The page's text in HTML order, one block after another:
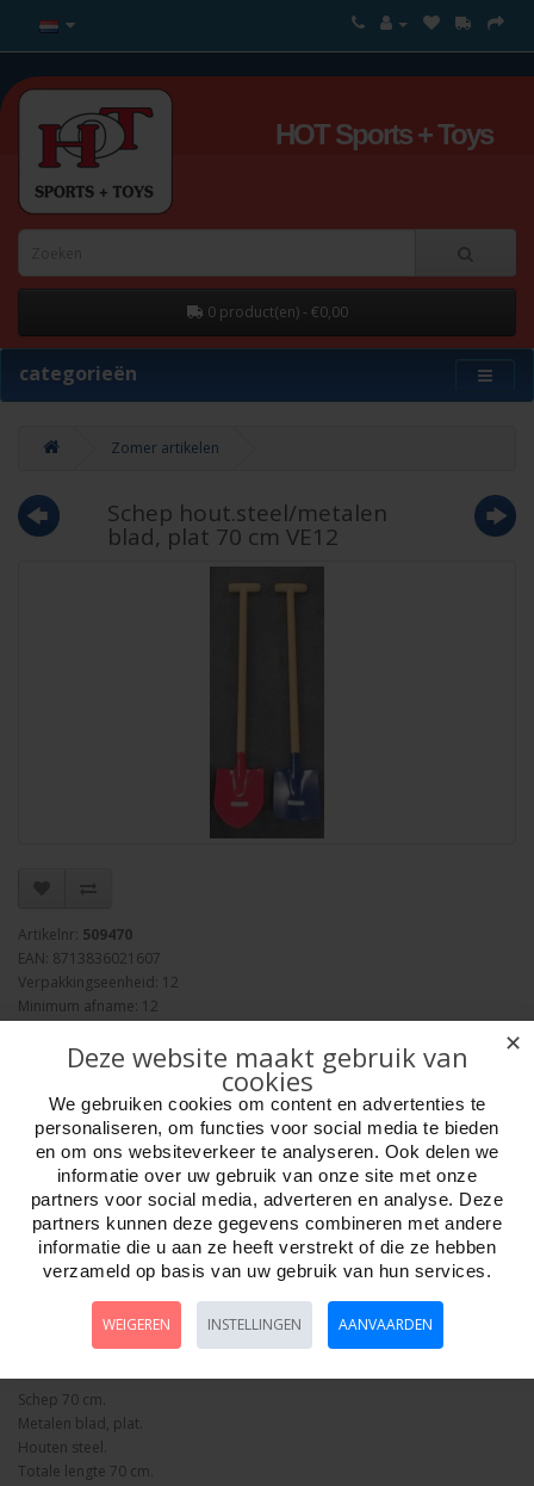
HOT Sports + Toys
0 product(en) - €0,00
categorieën
Zomer artikelen
Schep hout.steel/metalen
blad, plat 70 cm VE12
Artikelnr: 509470
EAN: 8713836021607
Verpakkingseenheid: 12
Minimum afname: 12
Aantal
Bestellen
Minimum afname:
Omschrijving Foto hoge resolutie Details
Schep 70 cm.
Metalen blad, plat.
Houten steel.
Totale lengte 70 cm.
✕
Deze website maakt gebruik van
cookies
We gebruiken cookies om content en advertenties te
personaliseren, om functies voor social media te bieden
en om ons websiteverkeer te analyseren. Ook delen we
informatie over uw gebruik van onze site met onze
partners voor social media, adverteren en analyse. Deze
partners kunnen deze gegevens combineren met andere
informatie die u aan ze heeft verstrekt of die ze hebben
verzameld op basis van uw gebruik van hun services.
WEIGEREN INSTELLINGEN AANVAARDEN